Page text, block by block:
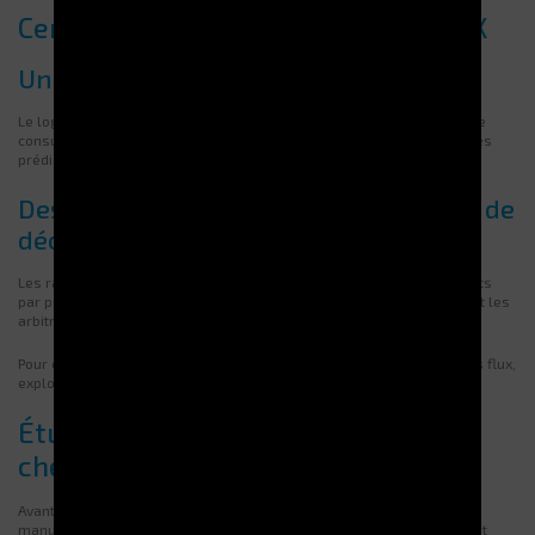
Centralisation et pilotage via G-BOX
Un suivi en temps réel des flux
Le logiciel G-BOX centralise toutes les données d’usage. Il permet de
consulter les historiques, d’ajuster les seuils et d’émettre des alertes
prédictives. Le pilotage devient simple, précis et stratégique.
Des rapports pour une meilleure prise de
décision
Les rapports G-BOX aident à détecter les anomalies, évaluer les coûts
par projet ou utilisateur et prévoir les besoins. Ces données facilitent les
arbitrages et soutiennent une gestion durable.
Pour centraliser la gestion de vos consommables et automatiser vos flux,
explorez notre
Étude de cas : un exemple concret
chez MAN Diesel & Turbo
Avant l’automatisation,
manuellement. Les stocks dispersés entraînaient doublons, pertes et